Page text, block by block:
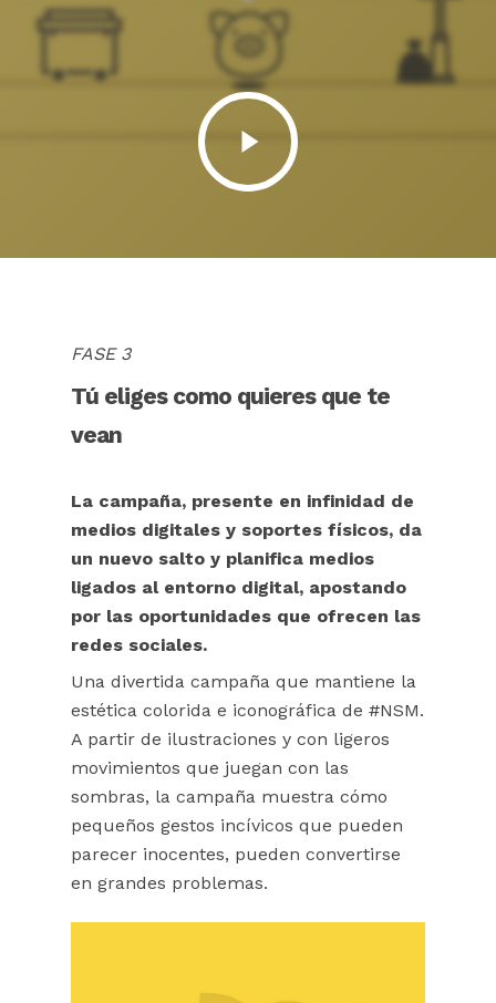
FASE 3
Tú eliges como quieres que te
vean
La campaña, presente en infinidad de
medios digitales y soportes físicos, da
un nuevo salto y planifica medios
ligados al entorno digital, apostando
por las oportunidades que ofrecen las
redes sociales.
Una divertida campaña que mantiene la
estética colorida e iconográfica de #NSM.
A partir de ilustraciones y con ligeros
movimientos que juegan con las
sombras, la campaña muestra cómo
pequeños gestos incívicos que pueden
parecer inocentes, pueden convertirse
en grandes problemas.